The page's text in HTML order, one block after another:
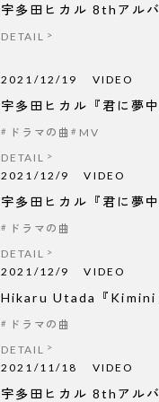
宇多田ヒカル 8thアル
DETAIL
2021/12/19 VIDEO
宇多田ヒカル『君に夢中
ドラマの曲
MV
DETAIL
2021/12/9
VIDEO
宇多田ヒカル『君に夢
ドラマの曲
DETAIL
2021/12/9
VIDEO
Hikaru Utada『Kimini
ドラマの曲
DETAIL
2021/11/18
VIDEO
宇多田ヒカル 8thアル